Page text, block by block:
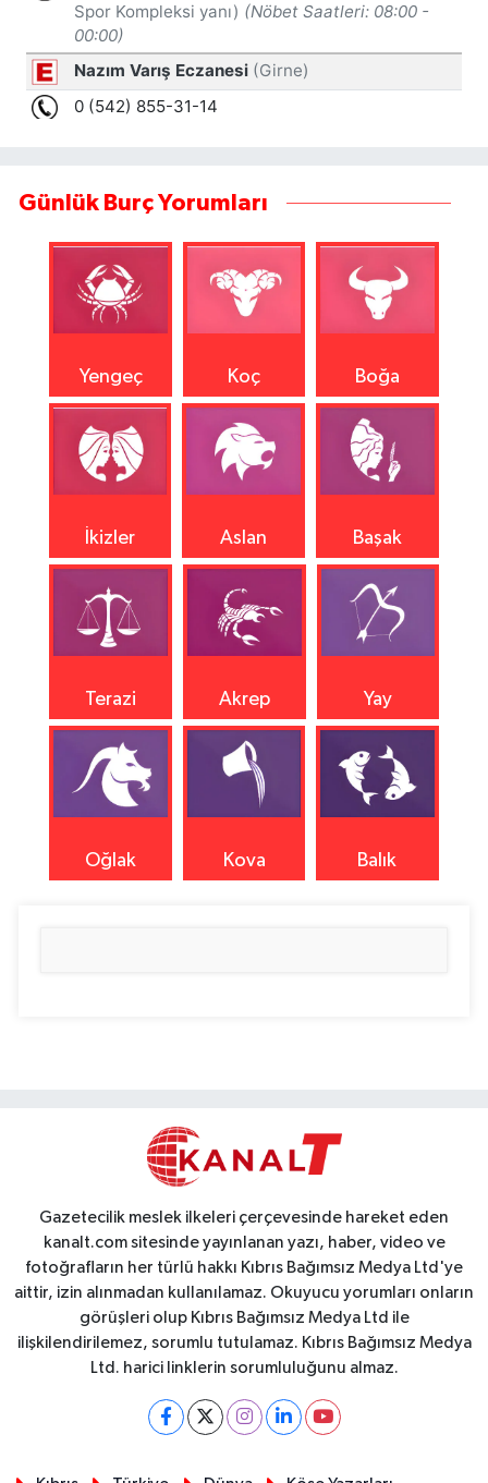
Günlük Burç Yorumları
Yengeç Koç Boğa
İkizler Aslan Başak
Terazi Akrep Yay
Oğlak Kova Balık
Gazetecilik meslek ilkeleri çerçevesinde hareket eden
kanalt.com sitesinde yayınlanan yazı, haber, video ve
fotoğrafların her türlü hakkı Kıbrıs Bağımsız Medya Ltd'ye
aittir, izin alınmadan kullanılamaz. Okuyucu yorumları onların
görüşleri olup Kıbrıs Bağımsız Medya Ltd ile
ilişkilendirilemez, sorumlu tutulamaz. Kıbrıs Bağımsız Medya
Ltd. harici linklerin sorumluluğunu almaz.